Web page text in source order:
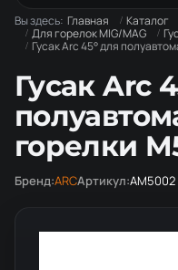
Вы здесь: Главная Каталог
Для горелок MIG/MAG
Гусак Arc 45° для
Гусак Arc
горелки
Бренд:ARCАртикул:AM5002